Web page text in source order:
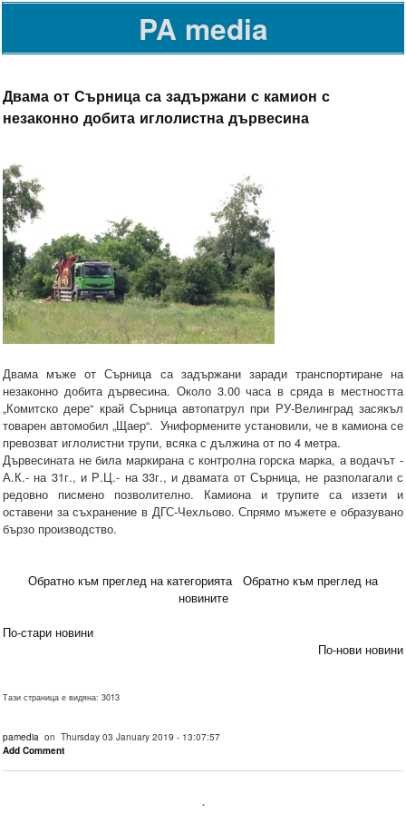
PA media
Двама от Сърница са задържани с камион с
незаконно добита иглолистна дървесина
Двама мъже от Сърница са задържани заради транспортиране на
незаконно добита дървесина. Около 3.00 часа в сряда в местността
„Комитско дере“ край Сърница автопатрул при РУ-Велинград засякъл
товарен автомобил „Щаер“. Униформените установили, че в камиона се
превозват иглолистни трупи, всяка с дължина от по 4 метра.
Дървесината не била маркирана с контролна горска марка, а водачът -
А.К.- на 31г., и Р.Ц.- на 33г., и двамата от Сърница, не разполагали с
редовно писмено позволително. Камиона и трупите са иззети и
оставени за съхранение в ДГС-Чехльово. Спрямо мъжете е образувано
бързо производство.
Обратно към преглед на категорията
Обратно към преглед на
новините
По-стари новини
По-нови новини
Тази страница е видяна: 3013
pamedia on Thursday 03 January 2019 - 13:07:57
Add Comment
.